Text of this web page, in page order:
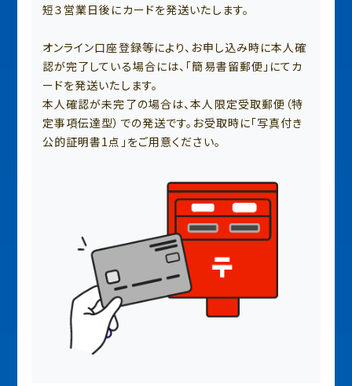
短３営業日後にカードを発送いたします。
オンライン口座登録等により、お申し込み時に本人確
認が完了している場合には、「簡易書留郵便」にてカ
ードを発送いたします。
本人確認が未完了の場合は、本人限定受取郵便（特
定事項伝達型）での発送です。お受取時に「写真付き
公的証明書1点」をご用意ください。